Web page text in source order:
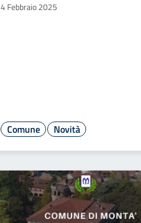
4 Febbraio 2025
Comune Novità